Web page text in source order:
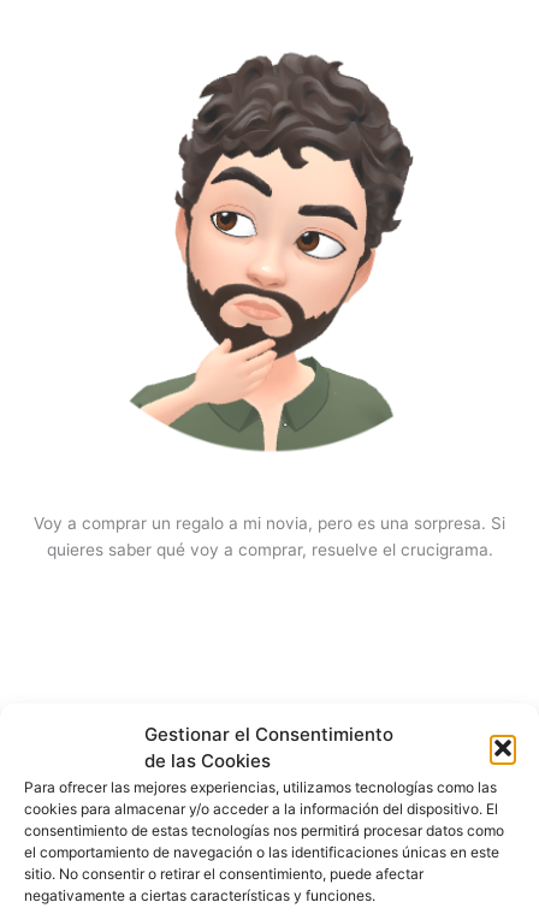
Gestionar el Consentimiento
de las Cookies
Para ofrecer las mejores experiencias, utilizamos tecnologías como las
cookies para almacenar y/o acceder a la información del dispositivo. El
consentimiento de estas tecnologías nos permitirá procesar datos como
el comportamiento de navegación o las identificaciones únicas en este
sitio. No consentir o retirar el consentimiento, puede afectar
negativamente a ciertas características y funciones.
Voy a comprar un regalo a mi novia, pero es una sorpresa. Si
quieres saber qué voy a comprar, resuelve el crucigrama.